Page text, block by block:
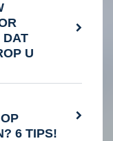
DAT
U
6 TIPS!